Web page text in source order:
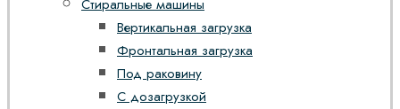
Стиральные машины
Вертикальная загрузка
Фронтальная загрузка
Под раковину
С дозагрузкой